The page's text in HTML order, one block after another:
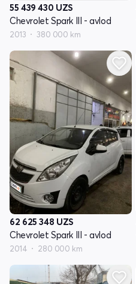
55 439 430 UZS
Chevrolet Spark III - avlod
2013 380 000 km
62 625 348 UZS
Chevrolet Spark III - avlod
2014 280 000 km